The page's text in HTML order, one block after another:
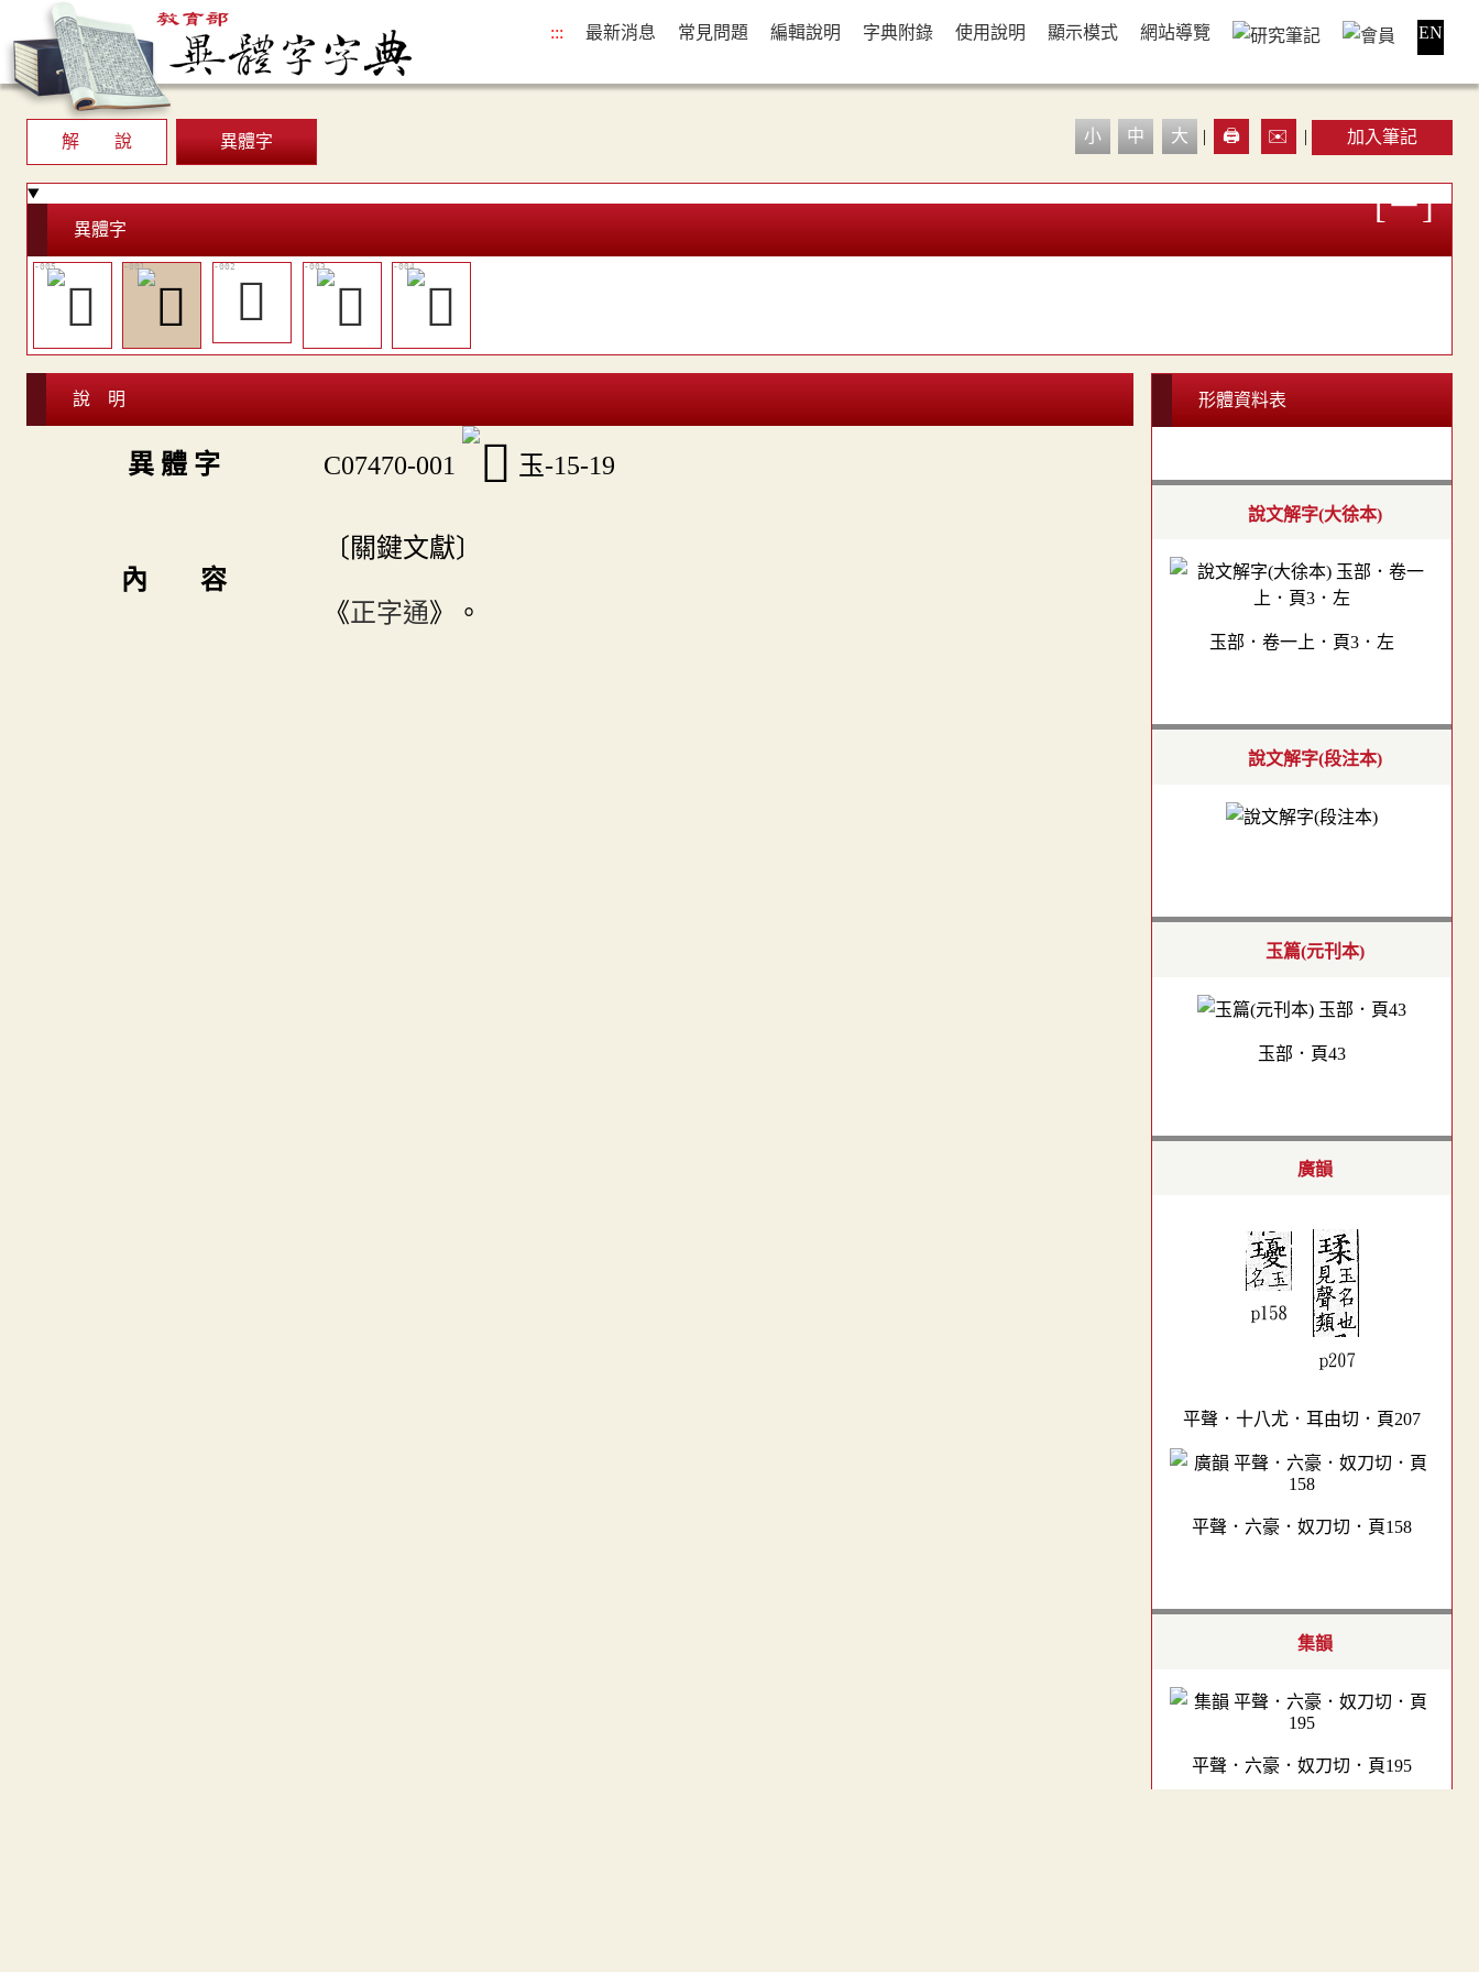
::: 最新消息 常見問題 編輯說明 字典附錄 使用說明 顯示模式 網站導覽 EN
解 說 異體字 小 中 大 | 🖨️ ✉️ | 加入筆記
異體字
𤫕
說 明
異 體 字 C07470-001 玉-15-19
內 容
〔關鍵文獻〕
《正字通》。
形體資料表
說文解字(大徐本)
玉部．卷一上．頁3．左
說文解字(段注本)
玉篇(元刊本)
玉部．頁43
廣韻
平聲．十八尤．耳由切．頁207
平聲．六豪．奴刀切．頁158
集韻
平聲．六豪．奴刀切．頁195